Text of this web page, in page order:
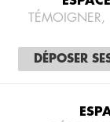
DÉPOSER